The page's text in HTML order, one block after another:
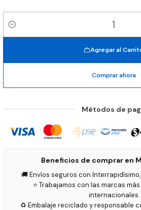
Cantidad
Agregar al
Comprar ahora
Métodos de
Beneficios de comprar en
🚚 Envíos seguros con
⭐ Trabajamos con las marcas
internacionales
♻️ Embalaje reciclado y responsable